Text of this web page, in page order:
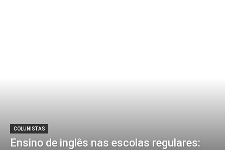
COLUNISTAS
Ensino de inglês nas escolas regulares: